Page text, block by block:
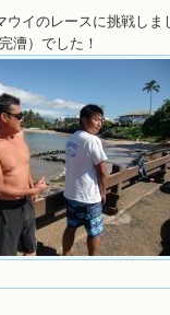
イのレースに挑戦し
漕）でした！